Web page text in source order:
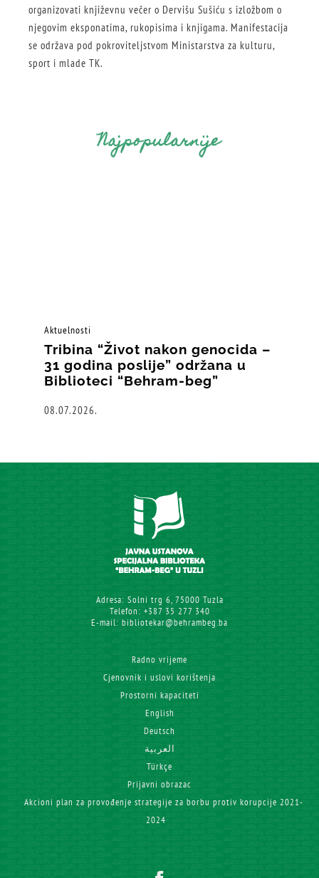
organizovati književnu večer o Dervišu Sušiću s izložbom o
njegovim eksponatima, rukopisima i knjigama. Manifestacija
se održava pod pokroviteljstvom Ministarstva za kulturu,
sport i mlade TK.
Najpopularnije
Aktuelnosti
Tribina “Život nakon genocida –
31 godina poslije” održana u
Biblioteci “Behram-beg”
08.07.2026.
Adresa: Solni trg 6, 75000 Tuzla
Telefon: +387 35 277 340
E-mail: bibliotekar@behrambeg.ba
Radno vrijeme
Cjenovnik i uslovi korištenja
Prostorni kapaciteti
English
Deutsch
العربية
Türkçe
Prijavni obrazac
Akcioni plan za provođenje strategije za borbu protiv korupcije 2021-
2024